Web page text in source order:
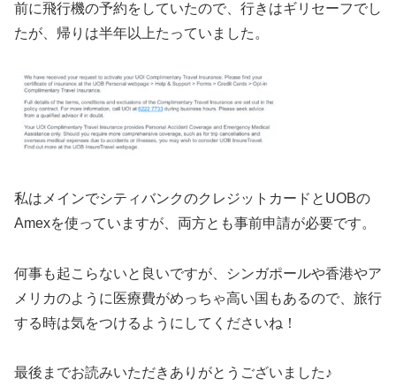
前に飛行機の予約をしていたので、行きはギリセーフでし
たが、帰りは半年以上たっていました。
私はメインでシティバンクのクレジットカードとUOBの
Amexを使っていますが、両方とも事前申請が必要です。
何事も起こらないと良いですが、シンガポールや香港やア
メリカのように医療費がめっちゃ高い国もあるので、旅行
する時は気をつけるようにしてくださいね！
最後までお読みいただきありがとうございました♪